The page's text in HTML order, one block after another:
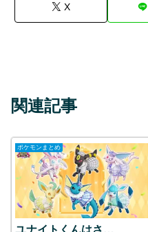
X
関連記事
ポケモンまとめ